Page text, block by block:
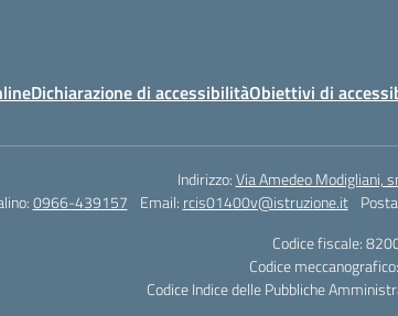
Dichiarazione di accessibilitàObiettivi di
Indirizzo:Via Amedeo Modigliani,
0966-439157 Email: rcis01400v@istruzione.it
Codice fiscale:
Codice meccanografico:
Codice Indice delle Pubbliche